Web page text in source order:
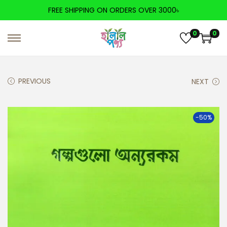
FREE SHIPPING ON ORDERS OVER 3000৳
0 0
PREVIOUS NEXT
-50%